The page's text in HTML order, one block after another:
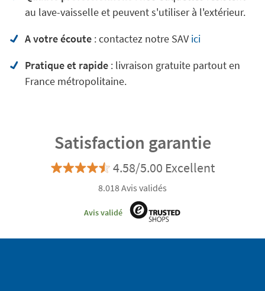
au lave-vaisselle et peuvent s'utiliser à l'extérieur.
A votre écoute: contactez notre SAV ici
Pratique et rapide: livraison gratuite partout en
France métropolitaine.
Satisfaction garantie
4.58/5.00 Excellent
8.018 Avis validés
Avis validé